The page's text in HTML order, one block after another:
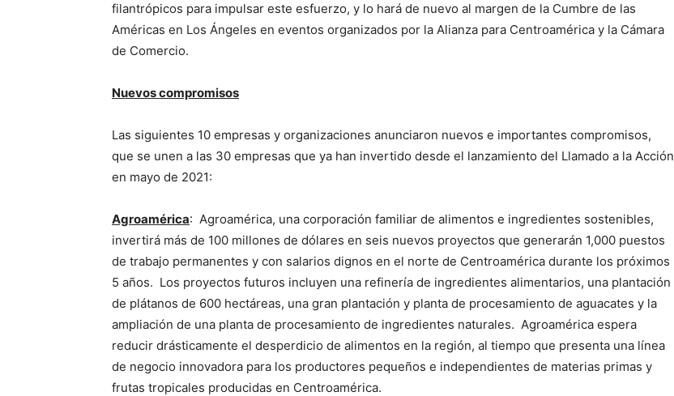
filantrópicos para impulsar este esfuerzo, y lo hará de nuevo al margen de la Cumbre de las
Américas en Los Ángeles en eventos organizados por la Alianza para Centroamérica y la Cámara
de Comercio.
Nuevos compromisos
Las siguientes 10 empresas y organizaciones anunciaron nuevos e importantes compromisos,
que se unen a las 30 empresas que ya han invertido desde el lanzamiento del Llamado a la Acción
en mayo de 2021:
Agroamérica: Agroamérica, una corporación familiar de alimentos e ingredientes sostenibles,
invertirá más de 100 millones de dólares en seis nuevos proyectos que generarán 1,000 puestos
de trabajo permanentes y con salarios dignos en el norte de Centroamérica durante los próximos
5 años. Los proyectos futuros incluyen una refinería de ingredientes alimentarios, una plantación
de plátanos de 600 hectáreas, una gran plantación y planta de procesamiento de aguacates y la
ampliación de una planta de procesamiento de ingredientes naturales. Agroamérica espera
reducir drásticamente el desperdicio de alimentos en la región, al tiempo que presenta una línea
de negocio innovadora para los productores pequeños e independientes de materias primas y
frutas tropicales producidas en Centroamérica.